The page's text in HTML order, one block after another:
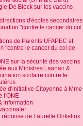
De Block sur les vaccins
d'écoles secondaires
"contre le cancer du col
de Parents UFAPEC et
"contre le cancer du col de
sur la sécurité des vaccins
aux Ministres Laanan &
scolaire contre le
d'Initiative Citoyenne à Mme
l'ONE
information
réponse de Laurette Onkelinx